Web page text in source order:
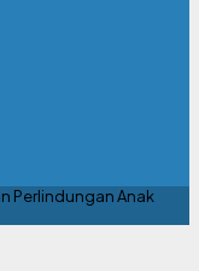
Perlindungan Anak